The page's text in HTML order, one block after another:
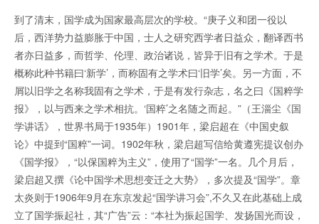
到了清末，国学成为国家最高层次的学校。“庚子义和团一役以
后，西洋势力益膨胀于中国，士人之研究西学者日益众，翻译西书
者亦日益多，而哲学、伦理、政治诸说，皆异于旧有之学术。于是
概称此种书籍曰‘新学’，而称固有之学术曰‘旧学’矣。另一方面，不
屑以旧学之名称我固有之学术，于是有发行杂志，名之曰《国粹学
报》，以与西来之学术相抗。‘国粹’之名随之而起。”（王淄尘《国
学讲话》，世界书局于1935年）1901年，梁启超在《中国史叙
论》中提到“国粹”一词。1902年秋，梁启超写信给黄遵宪提议创办
《国学报》，“以保国粹为主义”，使用了“国学”一名。几个月后，
梁启超又撰《论中国学术思想变迁之大势》，多次提及“国学”。章
太炎则于1906年9月在东京发起“国学讲习会”,不久又在此基础上成
立了国学振起社，其“广告”云：“本社为振起国学、发扬国光而设，